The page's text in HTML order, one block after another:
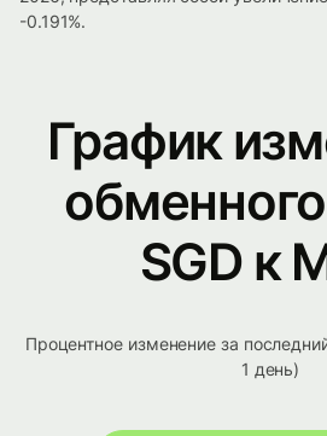
-0.191%.
График
SGD к
Процентное изменение за
1 день)